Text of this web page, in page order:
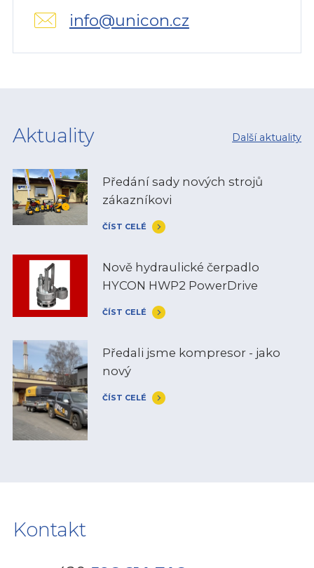
info@unicon.cz
Další aktuality
Aktuality
Předání sady nových strojů
zákazníkovi
ČÍST CELÉ
Nově hydraulické čerpadlo
HYCON HWP2 PowerDrive
ČÍST CELÉ
Předali jsme kompresor - jako
nový
ČÍST CELÉ
Kontakt